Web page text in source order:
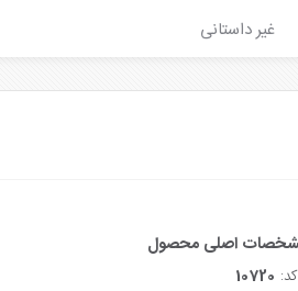
غیر داستانی
کد: 10720